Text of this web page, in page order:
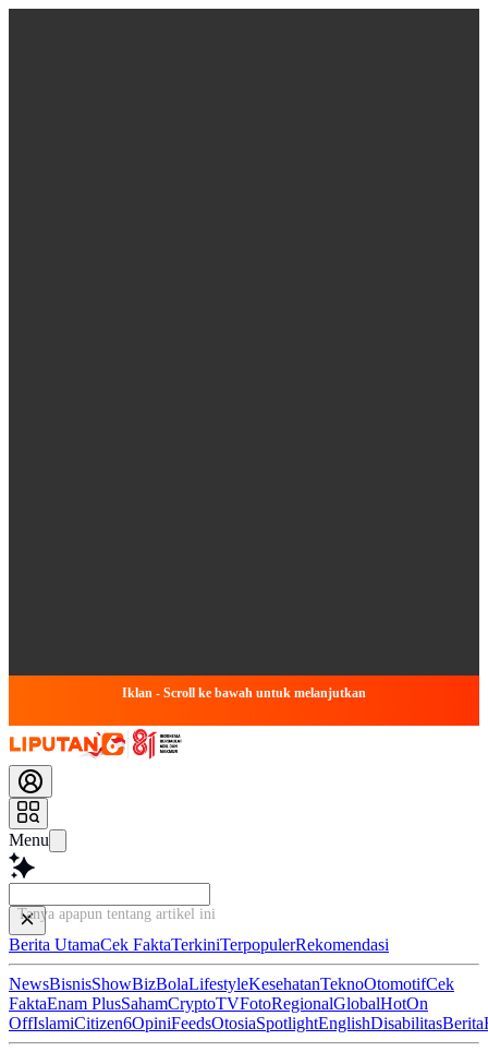
Iklan - Scroll ke bawah untuk melanjutkan
Menu
Tanya apapun tentang artikel ini.
Berita UtamaCek FaktaTerkiniTerpopulerRekomendasi
NewsBisnisShowBizBolaLifestyleKesehatanTeknoOtomotifCek
FaktaEnam PlusSahamCryptoTVFotoRegionalGlobalHotOn
OffIslamiCitizen6OpiniFeedsOtosiaSpotlightEnglishDisabilitasBerita